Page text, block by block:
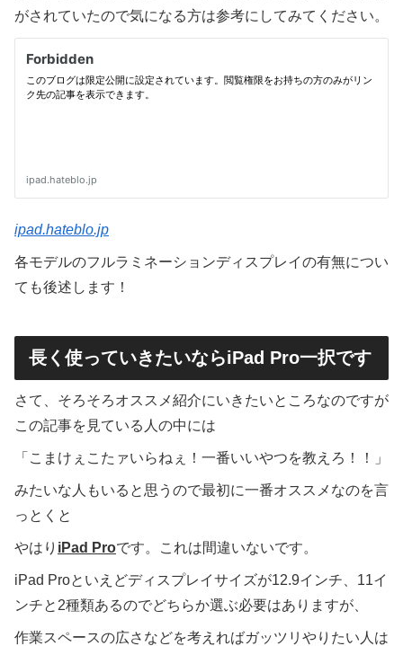
がされていたので気になる方は参考にしてみてください。
ipad.hateblo.jp
各モデルのフルラミネーションディスプレイの有無につい
ても後述します！
長く使っていきたいならiPad Pro一択です
さて、そろそろオススメ紹介にいきたいところなのですが
この記事を見ている人の中には
「こまけぇこたァいらねぇ！一番いいやつを教えろ！！」
みたいな人もいると思うので最初に一番オススメなのを言
っとくと
やはり iPad Proです。これは間違いないです。
iPad Proといえどディスプレイサイズが12.9インチ、11イ
ンチと2種類あるのでどちらか選ぶ必要はありますが、
作業スペースの広さなどを考えればガッツリやりたい人は